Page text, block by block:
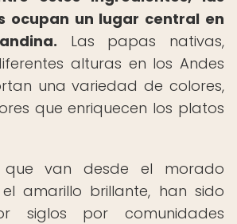
ocupan un lugar central en
Las papas nativas,
alturas en los Andes
una variedad de colores,
que enriquecen los platos
que van desde el morado
amarillo brillante, han sido
siglos por comunidades